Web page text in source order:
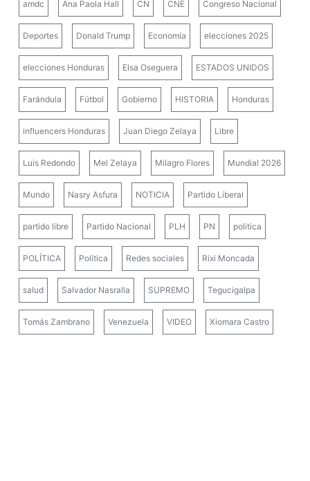
amdc Ana Paola Hall CN CNE Congreso Nacional
Deportes Donald Trump Economía elecciones 2025
elecciones Honduras Elsa Oseguera ESTADOS UNIDOS
Farándula Fútbol Gobierno HISTORIA Honduras
influencers Honduras Juan Diego Zelaya Libre
Luis Redondo Mel Zelaya Milagro Flores Mundial 2026
Mundo Nasry Asfura NOTICIA Partido Liberal
partido libre Partido Nacional PLH PN politica
POLÍTICA Política Redes sociales Rixi Moncada
salud Salvador Nasralla SUPREMO Tegucigalpa
Tomás Zambrano Venezuela VIDEO Xiomara Castro